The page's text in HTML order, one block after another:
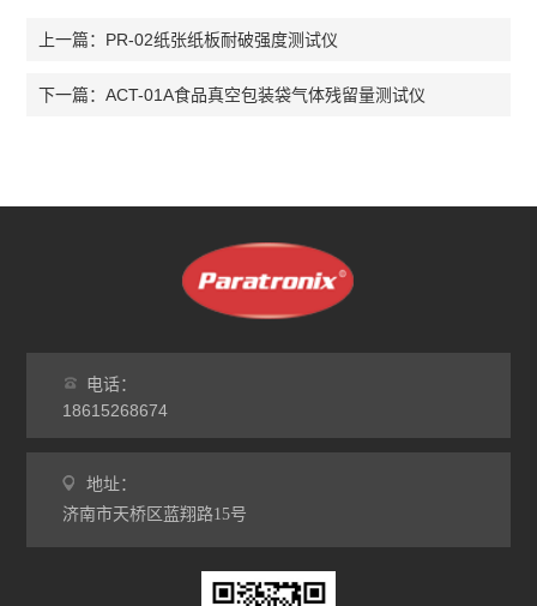
上一篇： PR-02纸张纸板耐破强度测试仪
下一篇：ACT-01A食品真空包装袋气体残留量测试仪
电话：
18615268674
地址：
济南市天桥区蓝翔路15号